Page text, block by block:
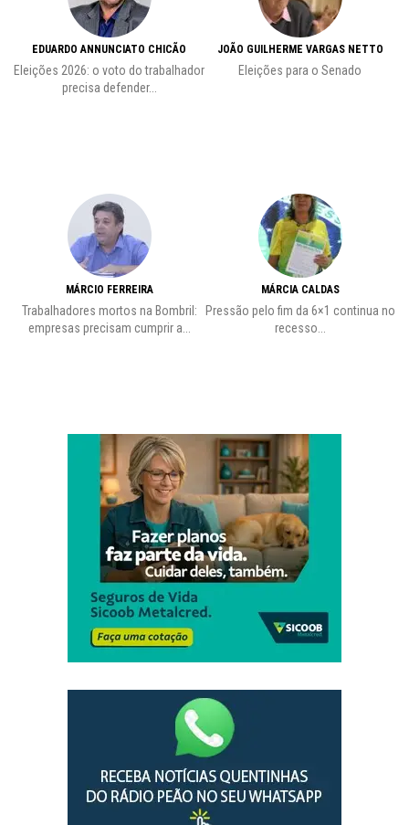
EDUARDO ANNUNCIATO CHICÃO
Eleições 2026: o voto do trabalhador
precisa defender...
MÁRCIO FERREIRA
Trabalhadores mortos na Bombril:
empresas precisam cumprir a...
JOÃO GUILHERME VARGAS NETTO
Eleições para o Senado
MÁRCIA CALDAS
Pressão pelo fim da 6×1 continua no
recesso...